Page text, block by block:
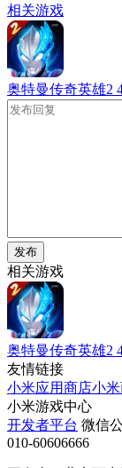
相关游戏
奥特曼传奇英雄2
发布
相关游戏
奥特曼传奇英雄2
友情链接
小米应用商店小
小米游戏中心
开发者平台 微信
010-60606666